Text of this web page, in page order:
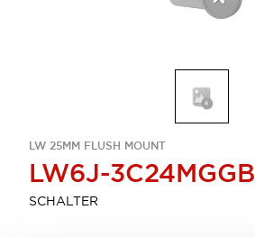
LW 25MM FLUSH MOUNT
LW6J-3C24MGGB
SCHALTER